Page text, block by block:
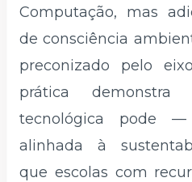
Computação, mas
de consciência
preconizado pelo
prática
tecnológica pode
alinhada à
que escolas com